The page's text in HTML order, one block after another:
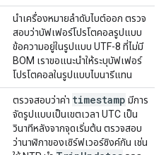
นำเครื่องหมายลำดับไบต์ออก ตรวจ
สอบว่าบัฟเฟอร์โปรโตคอลรูปแบบ
ข้อความอยู่ในรูปแบบ UTF-8 ที่ไม่มี
BOM เราขอแนะนําให้ระบุบัฟเฟอร์
โปรโตคอลในรูปแบบไบนารีแทน
ตรวจสอบว่าค่า timestamp มีการ
จัดรูปแบบเป็นเขตเวลา UTC เป็น
วินาทีหลังจากจุดเริ่มต้น ตรวจสอบ
ว่านาฬิกาของเซิร์ฟเวอร์ซิงค์กัน เช่น